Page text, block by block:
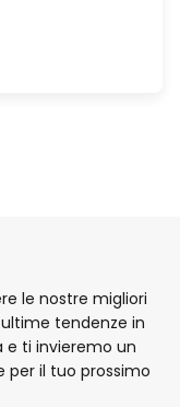
le nostre migliori
tendenze in
e ti invieremo un
per il tuo prossimo